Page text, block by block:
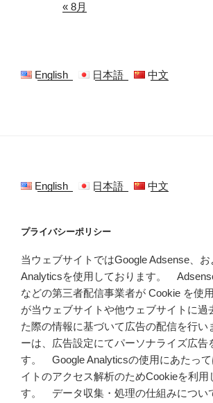
« 8月
English 日本語 中文
English 日本語 中文
プライバシーポリシー
当ウェブサイトではGoogle Adsense、
Analyticsを使用しております。
などの第三者配信事業者が Cookie を使
が当ウェブサイトや他ウェブサイトに過
た際の情報に基づいて広告の配信を行
ーは、広告設定にてパーソナライズ広告
す。 Google Analyticsの使用にあたっ
イトのアクセス解析のためCookieを利用
す。 データ収集・処理の仕組みについ